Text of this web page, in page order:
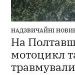
НАДЗВИЧАЙНІ
На
мотоцикл